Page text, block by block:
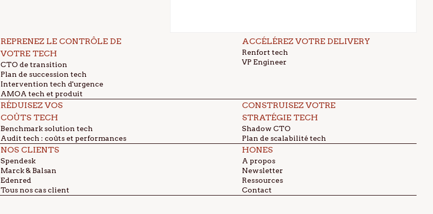
Unordered list
Item A
Item B
Item C
Text link
Bold text
Emphasis
Superscript
Subscript
REPRENEZ LE CONTRÔLE DE
VOTRE TECH
CTO de transition
Plan de succession tech
Intervention tech d'urgence
AMOA tech et produit
ACCÉLÉREZ VOTRE DELIVERY
Renfort tech
VP Engineer
RÉDUISEZ VOS
COÛTS TECH
Benchmark solution tech
Audit tech : coûts et performances
CONSTRUISEZ VOTRE
STRATÉGIE TECH
Shadow CTO
Plan de scalabilité tech
NOS CLIENTS
Spendesk
Marck & Balsan
Edenred
Tous nos cas client
HONES
A propos
Newsletter
Ressources
Contact